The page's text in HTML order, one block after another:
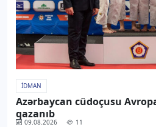
İDMAN
Azərbaycan cüdoçusu
qazanıb
09.08.2026 11